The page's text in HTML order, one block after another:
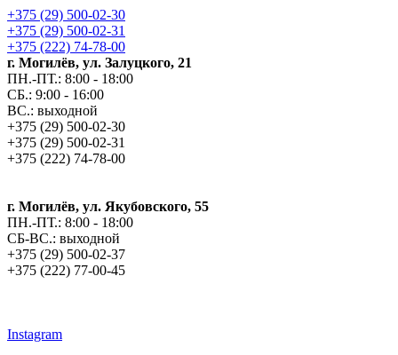
+375 (29) 500-02-30
+375 (29) 500-02-31
+375 (222) 74-78-00
г. Могилёв, ул. Залуцкого, 21
ПН.-ПТ.: 8:00 - 18:00
СБ.: 9:00 - 16:00
ВС.: выходной
+375 (29) 500-02-30
+375 (29) 500-02-31
+375 (222) 74-78-00
г. Могилёв, ул. Якубовского, 55
ПН.-ПТ.: 8:00 - 18:00
СБ-ВС.: выходной
+375 (29) 500-02-37
+375 (222) 77-00-45
Instagram